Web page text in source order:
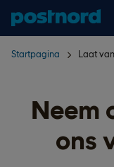
Hoppa över navigering
Startpagina Laat
Neem
ons